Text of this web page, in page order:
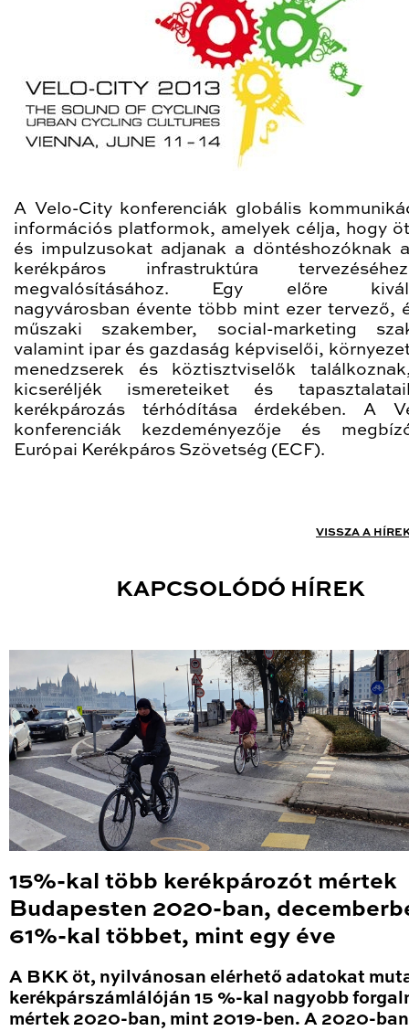
A Velo-City konferenciák globális
információs platformok, amelyek célja, hogy
és impulzusokat adjanak a döntéshozóknak
kerékpáros infrastruktúra
megvalósításához. Egy előre
nagyvárosban évente több mint ezer tervező,
műszaki szakember, social-marketing
valamint ipar és gazdaság képviselői,
menedzserek és köztisztviselők
kicseréljék ismereteiket és
kerékpározás térhódítása érdekében. A
konferenciák kezdeményezője és
Európai Kerékpáros Szövetség (ECF).
VISSZA A
KAPCSOLÓDÓ HÍREK
15%-kal több kerékpározót mértek
Budapesten 2020-ban,
61%-kal többet, mint egy éve
A BKK öt, nyilvánosan elérhető adatokat
kerékpárszámlálóján 15 %-kal nagyobb
mértek 2020-ban, mint 2019-ben. A 2020-ban